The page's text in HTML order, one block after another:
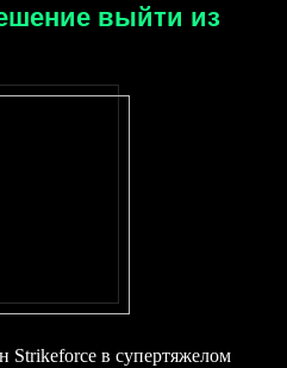
выйти из
Strikeforce в супертяжелом